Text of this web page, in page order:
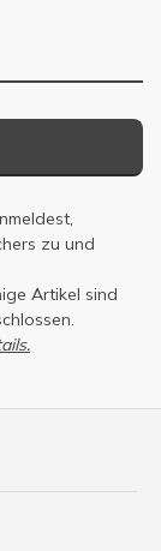
zu und
Artikel sind